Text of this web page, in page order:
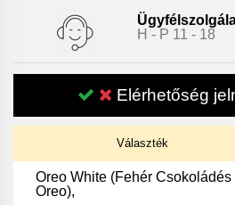
H - P 11 - 18
Elérhetőség
Választék
Oreo White (Fehér Csokoládés
Oreo),